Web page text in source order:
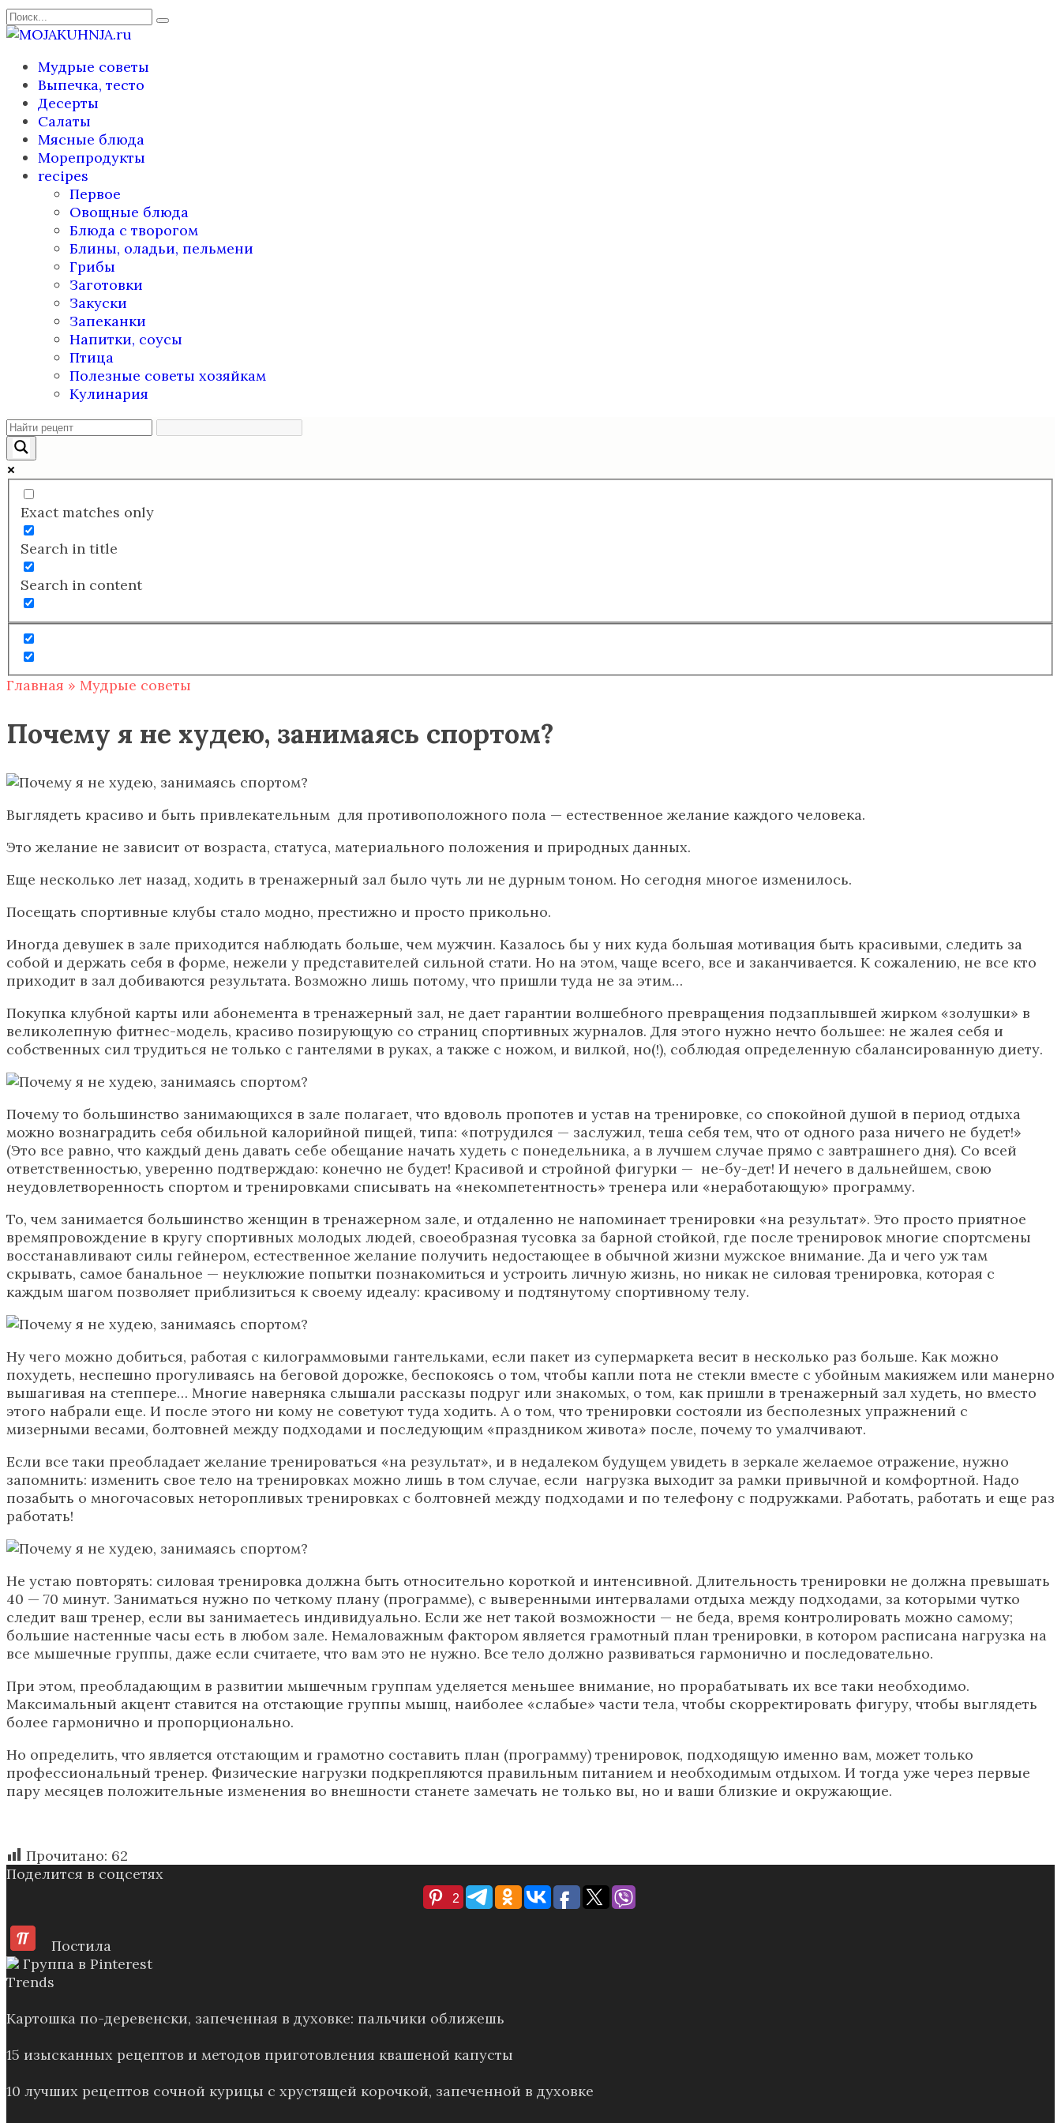
Перейти
к
Search
for:
Мудрые советы
Выпечка, тесто
Десерты
Салаты
Мясные блюда
Морепродукты
recipes
Первое
Овощные блюда
Блюда с творогом
Блины, оладьи, пельмени
Грибы
Заготовки
Закуски
Запеканки
Напитки, соусы
Птица
Полезные советы хозяйкам
Кулинария
Exact matches only
Search in title
Search in content
Главная » Мудрые советы
Почему я не худею, занимаясь спортом?
Выглядеть красиво и быть привлекательным для противоположного пола — естественное желание каждого человека.
Это желание не зависит от возраста, статуса, материального положения и природных данных.
Еще несколько лет назад, ходить в тренажерный зал было чуть ли не дурным тоном. Но сегодня многое изменилось.
Посещать спортивные клубы стало модно, престижно и просто прикольно.
Иногда девушек в зале приходится наблюдать больше, чем мужчин. Казалось бы у них куда большая мотивация быть красивыми, следить за
собой и держать себя в форме, нежели у представителей сильной стати. Но на этом, чаще всего, все и заканчивается. К сожалению, не все кто
приходит в зал добиваются результата. Возможно лишь потому, что пришли туда не за этим…
Покупка клубной карты или абонемента в тренажерный зал, не дает гарантии волшебного превращения подзаплывшей жирком «золушки» в
великолепную фитнес-модель, красиво позирующую со страниц спортивных журналов. Для этого нужно нечто большее: не жалея себя и
собственных сил трудиться не только с гантелями в руках, а также с ножом, и вилкой, но(!), соблюдая определенную сбалансированную диету.
Почему то большинство занимающихся в зале полагает, что вдоволь пропотев и устав на тренировке, со спокойной душой в период отдыха
можно вознаградить себя обильной калорийной пищей, типа: «потрудился — заслужил, теша себя тем, что от одного раза ничего не будет!»
(Это все равно, что каждый день давать себе обещание начать худеть с понедельника, а в лучшем случае прямо с завтрашнего дня). Со всей
ответственностью, уверенно подтверждаю: конечно не будет! Красивой и стройной фигурки — не-бу-дет! И нечего в дальнейшем, свою
неудовлетворенность спортом и тренировками списывать на «некомпетентность» тренера или «неработающую» программу.
То, чем занимается большинство женщин в тренажерном зале, и отдаленно не напоминает тренировки «на результат». Это просто приятное
времяпровождение в кругу спортивных молодых людей, своеобразная тусовка за барной стойкой, где после тренировок многие спортсмены
восстанавливают силы гейнером, естественное желание получить недостающее в обычной жизни мужское внимание. Да и чего уж там
скрывать, самое банальное — неуклюжие попытки познакомиться и устроить личную жизнь, но никак не силовая тренировка, которая с
каждым шагом позволяет приблизиться к своему идеалу: красивому и подтянутому спортивному телу.
Ну чего можно добиться, работая с килограммовыми гантельками, если пакет из супермаркета весит в несколько раз больше. Как можно
похудеть, неспешно прогуливаясь на беговой дорожке, беспокоясь о том, чтобы капли пота не стекли вместе с убойным макияжем или манерно
вышагивая на степпере… Многие наверняка слышали рассказы подруг или знакомых, о том, как пришли в тренажерный зал худеть, но вместо
этого набрали еще. И после этого ни кому не советуют туда ходить. А о том, что тренировки состояли из бесполезных упражнений с
мизерными весами, болтовней между подходами и последующим «праздником живота» после, почему то умалчивают.
Если все таки преобладает желание тренироваться «на результат», и в недалеком будущем увидеть в зеркале желаемое отражение, нужно
запомнить: изменить свое тело на тренировках можно лишь в том случае, если нагрузка выходит за рамки привычной и комфортной. Надо
позабыть о многочасовых неторопливых тренировках с болтовней между подходами и по телефону с подружками. Работать, работать и еще раз
работать!
Не устаю повторять: силовая тренировка должна быть относительно короткой и интенсивной. Длительность тренировки не должна превышать
40 — 70 минут. Заниматься нужно по четкому плану (программе), с выверенными интервалами отдыха между подходами, за которыми чутко
следит ваш тренер, если вы занимаетесь индивидуально. Если же нет такой возможности — не беда, время контролировать можно самому;
большие настенные часы есть в любом зале. Немаловажным фактором является грамотный план тренировки, в котором расписана нагрузка на
все мышечные группы, даже если считаете, что вам это не нужно. Все тело должно развиваться гармонично и последовательно.
При этом, преобладающим в развитии мышечным группам уделяется меньшее внимание, но прорабатывать их все таки необходимо.
Максимальный акцент ставится на отстающие группы мышц, наиболее «слабые» части тела, чтобы скорректировать фигуру, чтобы выглядеть
более гармонично и пропорционально.
Но определить, что является отстающим и грамотно составить план (программу) тренировок, подходящую именно вам, может только
профессиональный тренер. Физические нагрузки подкрепляются правильным питанием и необходимым отдыхом. И тогда уже через первые
пару месяцев положительные изменения во внешности станете замечать не только вы, но и ваши близкие и окружающие.
Прочитано: 62
Поделится в соцсетях
2
Постила
Группа в Pinterest
Trends
Картошка по-деревенски, запеченная в духовке: пальчики оближешь
15 изысканных рецептов и методов приготовления квашеной капусты
10 лучших рецептов сочной курицы с хрустящей корочкой, запеченной в духовке